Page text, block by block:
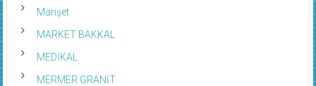
Manşet
MARKET BAKKAL
MEDİKAL
MERMER GRANİT